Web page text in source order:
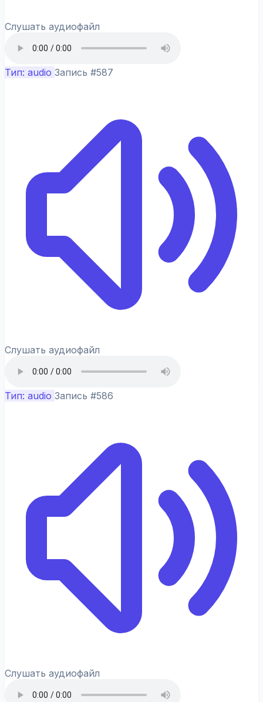
Слушать аудиофайл
Тип: audio Запись #587
Слушать аудиофайл
Тип: audio Запись #586
Слушать аудиофайл